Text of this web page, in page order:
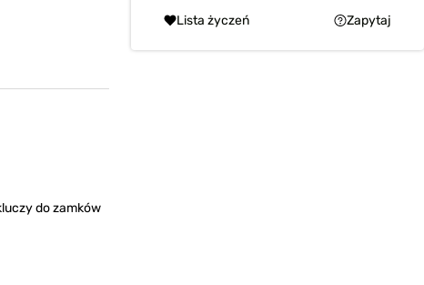
Lista życzeń Zapytaj
do zamków